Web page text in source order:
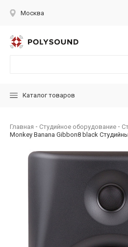
Москва
Каталог товаров
Главная Студийное оборудование
Monkey Banana Gibbon8 black